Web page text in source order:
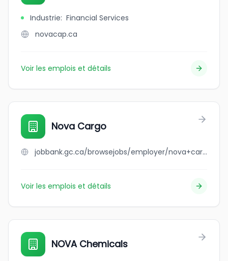
Industrie: Financial Services
novacap.ca
Voir les emplois et détails
Nova Cargo
jobbank.gc.ca/browsejobs/employer/nova+cargo/ca
Voir les emplois et détails
NOVA Chemicals